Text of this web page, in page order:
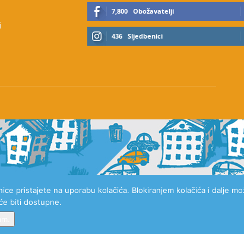
7,800 Obožavatelji
436 Sljedbenici
pristajete na uporabu kolačića. Blokiranjem kolačića i dalje
biti dostupne.